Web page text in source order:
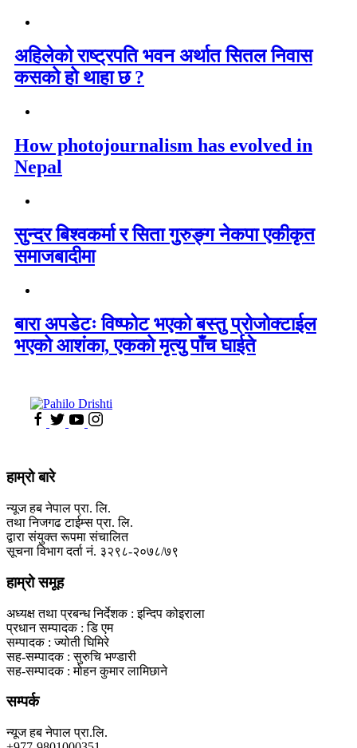
अहिलेको राष्ट्रपति भवन अर्थात सितल निवास
कसको हो थाहा छ ?
How photojournalism has evolved in
Nepal
सुन्दर बिश्वकर्मा र सिता गुरुङ्ग नेकपा एकीकृत
समाजबादीमा
बारा अपडेटः विष्फोट भएको बस्तु प्रोजोक्टाईल
भएको आशंका, एकको मृत्यु पाँच घाईते
हाम्रो बारे
न्यूज हब नेपाल प्रा. लि.
तथा निजगढ टाईम्स प्रा. लि.
द्वारा संयुक्त रूपमा संचालित
सूचना विभाग दर्ता नं. ३२९८-२०७८/७९
हाम्रो समूह
अध्यक्ष तथा प्रबन्ध निर्देशक : इन्दिप कोइराला
प्रधान सम्पादक : डि एम
सम्पादक : ज्योती घिमिरे
सह-सम्पादक : सुरुचि भण्डारी
सह-सम्पादक : मोहन कुमार लामिछाने
सम्पर्क
न्यूज हब नेपाल प्रा.लि.